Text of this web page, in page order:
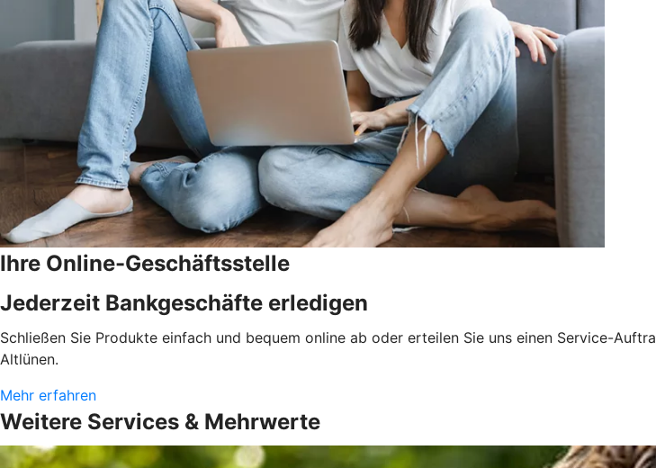
Ihre Online-Geschäftsstelle
Jederzeit Bankgeschäfte erledigen
Schließen Sie Produkte einfach und bequem online ab oder erteilen Sie uns einen Service-
Altlünen.
Mehr erfahren
Weitere Services & Mehrwerte